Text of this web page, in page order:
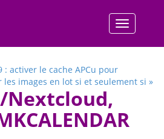
Menu
activer le cache APCu pour
les images en lot si et seulement si »
Nextcloud,